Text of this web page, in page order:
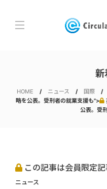
新
HOME ニュース 国際
略を公表。受刑者の就業支援も">
公表。受
この記事は会員限定
ニュース